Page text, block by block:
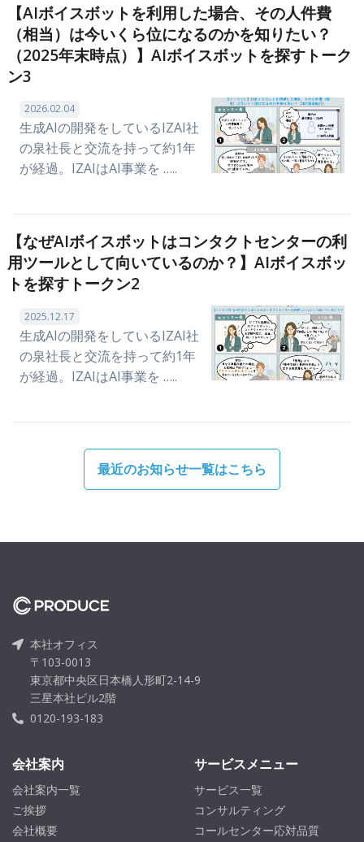
【AIボイスボットを利用した場合、その人件費
（相当）は今いくら位になるのかを知りたい？
（2025年末時点）】AIボイスボットを探すトーク
ン3
2026.02.04
生成AIの開発をしているIZAI社
の泉社長と交流を持って約1年
が経過。IZAIはAI事業を …..
【なぜAIボイスボットはコンタクトセンターの利
用ツールとして向いているのか？】AIボイスボッ
トを探すトークン2
2025.12.17
生成AIの開発をしているIZAI社
の泉社長と交流を持って約1年
が経過。IZAIはAI事業を …..
最近のお知らせ一覧はこちら
本社オフィス
〒103-0013
東京都中央区日本橋人形町2-14-9
三星本社ビル2階
0120-193-183
会社案内
会社案内一覧
ご挨拶
会社概要
サービスメニュー
サービス一覧
コンサルティング
コールセンター応対品質